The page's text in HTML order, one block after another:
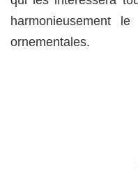
harmonieusement
ornementales.